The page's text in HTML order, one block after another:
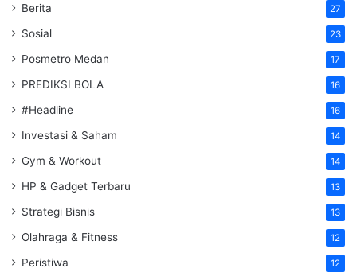
Berita 27
Sosial 23
Posmetro Medan 17
PREDIKSI BOLA 16
#Headline 16
Investasi & Saham 14
Gym & Workout 14
HP & Gadget Terbaru 13
Strategi Bisnis 13
Olahraga & Fitness 12
Peristiwa 12